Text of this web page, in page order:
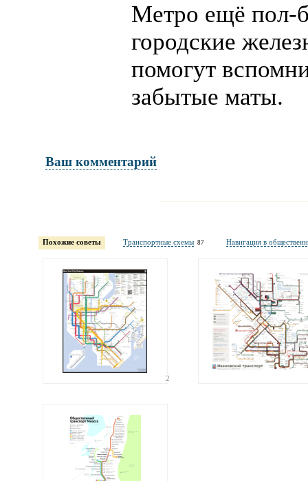
Метро ещё пол-
городские
помогут
забытые маты.
Ваш комментарий
обязательны полностью для публикации
Похожие советы Транспортные схемы 87 Навигация в
2